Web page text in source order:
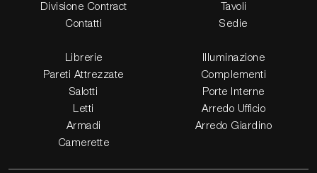
Divisione Contract
Contatti
Tavoli
Sedie
Librerie
Pareti Attrezzate
Salotti
Letti
Armadi
Camerette
Illuminazione
Complementi
Porte Interne
Arredo Ufficio
Arredo Giardino